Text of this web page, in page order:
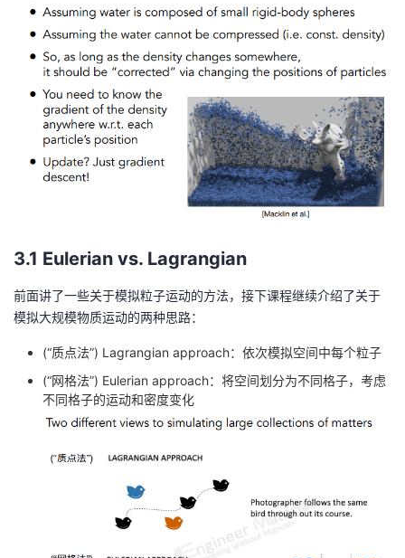
3.1 Eulerian vs. Lagrangian
前面讲了一些关于模拟粒子运动的方法，接下课程继续介绍了关于
模拟大规模物质运动的两种思路：
(“质点法”) Lagrangian approach：依次模拟空间中每个粒子
(“⽹格法”) Eulerian approach：将空间划分为不同格子，考虑
不同格子的运动和密度变化